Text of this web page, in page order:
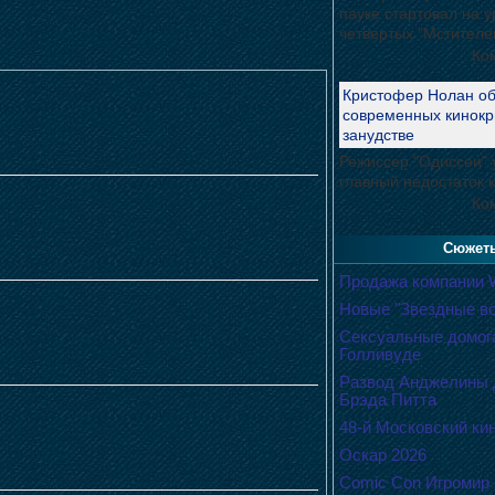
пауке стартовал на
четвертых
Кристофер Нолан
современных
занудстве
Режиссер "Одиссеи"
главный недостаток
Продажа компании
Новые "Звездные
Сексуальные
Голливуде
Развод Анджелины
Брэда Питта
48-й Московский
Оскар 2026
Comic Con Игромир